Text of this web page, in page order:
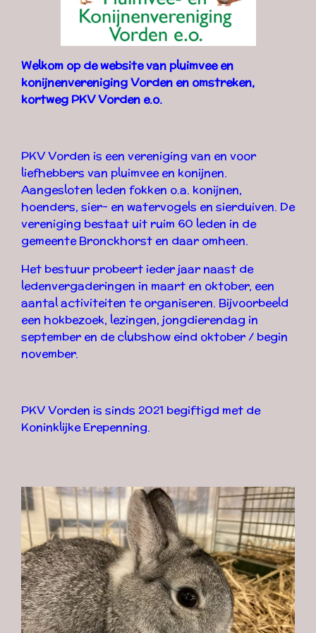
Welkom op de website van pluimvee en
konijnenvereniging Vorden en omstreken,
kortweg PKV Vorden e.o.
PKV Vorden is een vereniging van en voor
liefhebbers van pluimvee en konijnen.
Aangesloten leden fokken o.a. konijnen,
hoenders, sier- en watervogels en sierduiven. De
vereniging bestaat uit ruim 60 leden in de
gemeente Bronckhorst en daar omheen.
Het bestuur probeert ieder jaar naast de
ledenvergaderingen in maart en oktober, een
aantal activiteiten te organiseren. Bijvoorbeeld
een hokbezoek, lezingen, jongdierendag in
september en de clubshow eind oktober / begin
november.
PKV Vorden is sinds 2021 begiftigd met de
Koninklijke Erepenning.